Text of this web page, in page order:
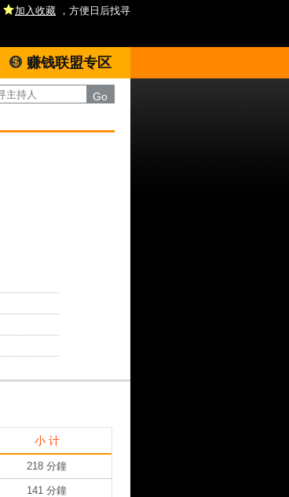
加入收藏 ，方便日后找寻
赚钱联盟专区
小 计
218 分鐘
141 分鐘